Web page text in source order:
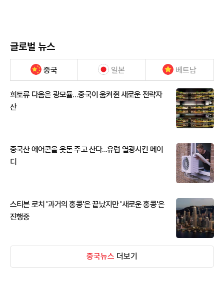
글로벌 뉴스
중국 일본 베트남
희토류 다음은 광모듈…중국이 움켜쥔 새로운 전략자
산
중국산 에어콘을 웃돈 주고 산다...유럽 열광시킨 메이
디
스티븐 로치 '과거의 홍콩'은 끝났지만 '새로운 홍콩'은
진행중
중국뉴스 더보기